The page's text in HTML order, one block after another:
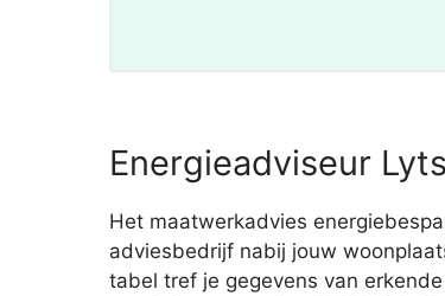
Energieadviseur
Het maatwerkadvies
adviesbedrijf nabij jouw
tabel tref je gegevens van